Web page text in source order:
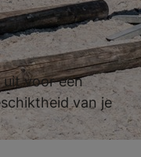
uit voor een
van je